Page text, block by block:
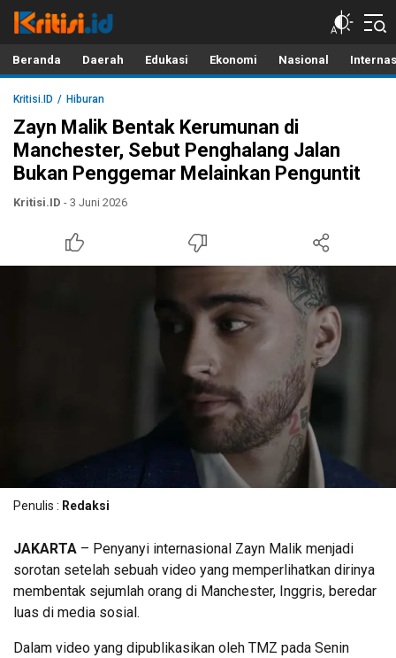
Kritisi.ID
Kritik untuk Negeri!
Beranda Daerah Edukasi Ekonomi Nasional
Kritisi.ID Hiburan
Zayn Malik Bentak Kerumunan di
Manchester, Sebut Penghalang Jalan
Bukan Penggemar Melainkan Penguntit
Kritisi.ID - 3 Juni 2026
Penulis : Redaksi
JAKARTA – Penyanyi internasional Zayn Malik menjadi
sorotan setelah sebuah video yang memperlihatkan dirinya
membentak sejumlah orang di Manchester, Inggris, beredar
luas di media sosial.
Dalam video yang dipublikasikan oleh TMZ pada Senin